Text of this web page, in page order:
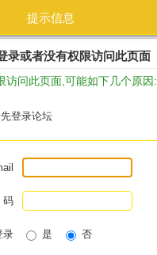
提示信息
录或者没有权限访问此页面
访问此页面,可能如下几个原因:
登录论坛
录 是 否